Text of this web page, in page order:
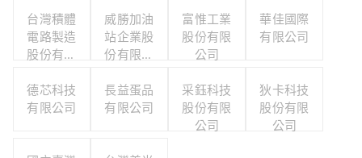
台灣積體
電路製造
股份有限
威勝加油
站企業股
份有限公
富惟工業
股份有限
公司
華佳國際
有限公司
德芯科技
有限公司
長益蛋品
有限公司
采鈺科技
股份有限
公司
狄卡科技
股份有限
公司